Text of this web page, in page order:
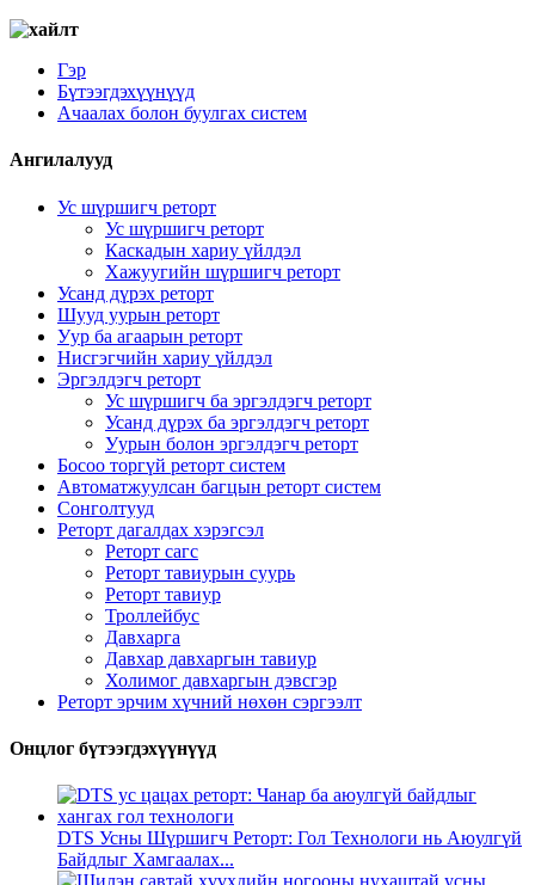
Гэр
Бүтээгдэхүүнүүд
Ачаалах болон буулгах систем
Ангилалууд
Ус шүршигч реторт
Ус шүршигч реторт
Каскадын хариу үйлдэл
Хажуугийн шүршигч реторт
Усанд дүрэх реторт
Шууд уурын реторт
Уур ба агаарын реторт
Нисгэгчийн хариу үйлдэл
Эргэлдэгч реторт
Ус шүршигч ба эргэлдэгч реторт
Усанд дүрэх ба эргэлдэгч реторт
Уурын болон эргэлдэгч реторт
Босоо торгүй реторт систем
Автоматжуулсан багцын реторт систем
Сонголтууд
Реторт дагалдах хэрэгсэл
Реторт сагс
Реторт тавиурын суурь
Реторт тавиур
Троллейбус
Давхарга
Давхар давхаргын тавиур
Холимог давхаргын дэвсгэр
Реторт эрчим хүчний нөхөн сэргээлт
Онцлог бүтээгдэхүүнүүд
DTS Усны Шүршигч Реторт: Гол Технологи нь Аюулгүй
Байдлыг Хамгаалах...